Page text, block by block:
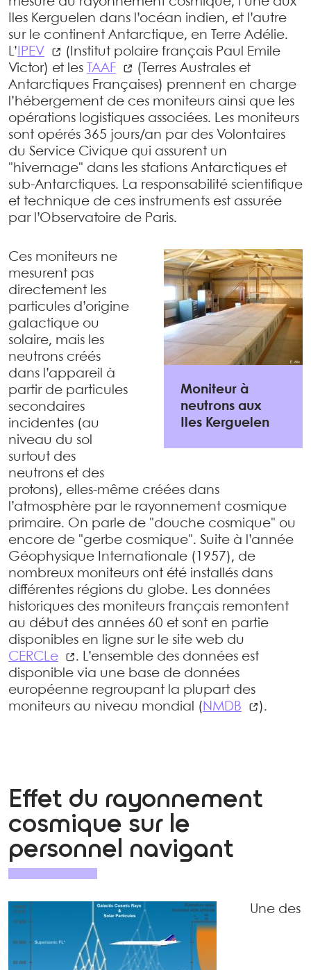
Iles Kerguelen dans l’océan indien, et l’autre
sur le continent Antarctique, en Terre Adélie.
L’ IPEV
(Institut polaire français Paul Emile
Victor) et les
TAAF
(Terres Australes et
Antarctiques Françaises) prennent en charge
l’hébergement de ces moniteurs ainsi que les
opérations logistiques associées. Les moniteurs
sont opérés 365 jours/an par des Volontaires
du Service Civique qui assurent un
"hivernage" dans les stations Antarctiques et
sub-Antarctiques. La responsabilité scientifique
et technique de ces instruments est assurée
par l’Observatoire de Paris.
Moniteur à
neutrons aux
Iles Kerguelen
Ces moniteurs ne
mesurent pas
directement les
particules d’origine
galactique ou
solaire, mais les
neutrons créés
dans l’appareil à
partir de particules
secondaires
incidentes (au
niveau du sol
surtout des
neutrons et des
protons), elles-même créées dans
l’atmosphère par le rayonnement cosmique
primaire. On parle de "douche cosmique" ou
encore de "gerbe cosmique". Suite à l’année
Géophysique Internationale (1957), de
nombreux moniteurs ont été installés dans
différentes régions du globe. Les données
historiques des moniteurs français remontent
au début des années 60 et sont en partie
disponibles en ligne sur le site web du
CERCLe
. L’ensemble des données est
disponible via une base de données
européenne regroupant la plupart des
moniteurs au niveau mondial ( NMDB ).
Effet du rayonnement
cosmique sur le
personnel navigant
Une des